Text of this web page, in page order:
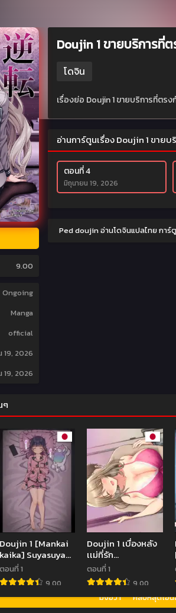
9.00
Ongoing
Manga
official
19, 2026
19, 2026
Doujin 1 ขายบริการที่
โดจิน
เรื่องย่อ Doujin 1 ขายบริการที่ตร
อ่านการ์ตูนเรื่อง Doujin 1 ขาย
ตอนที่ 4
มิถุนายน 19, 2026
Ped doujin อ่านโดจินแปลไทย การ์ตู
ๆ
Doujin 1 [Mankai
kaika] Suyasuya
na Kokoro-chan
ni itazura shi
chaou
(decensored)
ตอนที่ 1
9.00
Doujin 1 เบื่องหลัง
เเม่ที่รัก
[Tarobaumu]
Boku no Kaa-
chan ga
Hikikomori Neet
ตอนที่ 1
9.00
มังฮวา คลิปหลุดโอ